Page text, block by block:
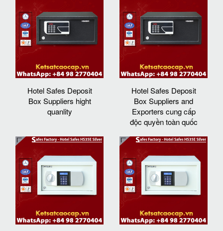
Hotel Safes Deposit
Box Suppliers hight
quanlity
Hotel Safes Deposit
Box Suppliers and
Exporters cung cấp
độc quyền toàn quốc